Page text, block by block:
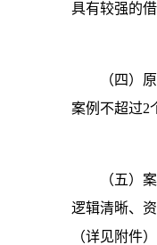
具有较强的
（四）
案例不超过2
（五）
逻辑清晰、
（详见附件